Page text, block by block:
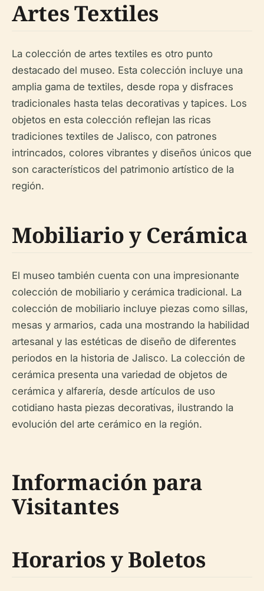
Artes Textiles
La colección de artes textiles es otro punto
destacado del museo. Esta colección incluye una
amplia gama de textiles, desde ropa y disfraces
tradicionales hasta telas decorativas y tapices. Los
objetos en esta colección reflejan las ricas
tradiciones textiles de Jalisco, con patrones
intrincados, colores vibrantes y diseños únicos que
son característicos del patrimonio artístico de la
región.
Mobiliario y Cerámica
El museo también cuenta con una impresionante
colección de mobiliario y cerámica tradicional. La
colección de mobiliario incluye piezas como sillas,
mesas y armarios, cada una mostrando la habilidad
artesanal y las estéticas de diseño de diferentes
periodos en la historia de Jalisco. La colección de
cerámica presenta una variedad de objetos de
cerámica y alfarería, desde artículos de uso
cotidiano hasta piezas decorativas, ilustrando la
evolución del arte cerámico en la región.
Información para
Visitantes
Horarios y Boletos